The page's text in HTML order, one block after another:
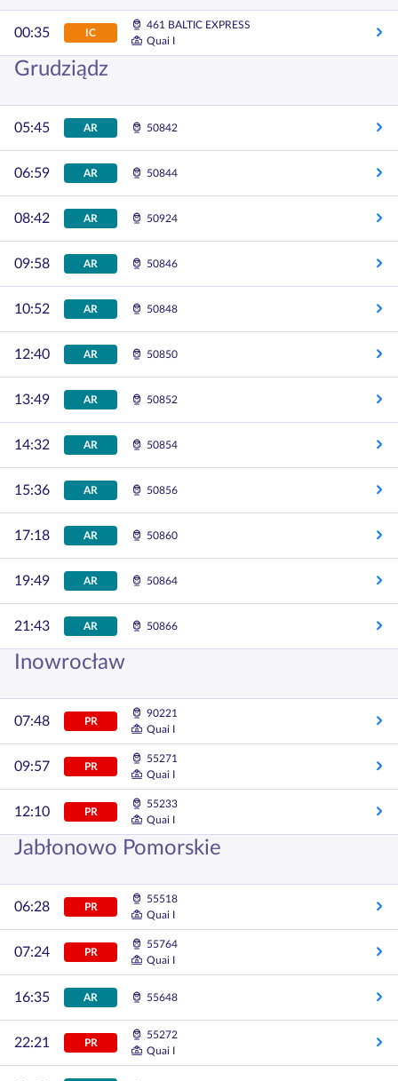
00:35 IC
461 BALTIC EXPRESS
Quai I
Grudziądz
05:45 AR 50842
06:59 AR 50844
08:42 AR 50924
09:58 AR 50846
10:52 AR 50848
12:40 AR 50850
13:49 AR 50852
14:32 AR 50854
15:36 AR 50856
17:18 AR 50860
19:49 AR 50864
21:43 AR 50866
Inowrocław
07:48 PR
90221
Quai I
09:57 PR
55271
Quai I
12:10 PR
55233
Quai I
Jabłonowo Pomorskie
06:28 PR
55518
Quai I
07:24 PR
55764
Quai I
16:35 AR 55648
22:21 PR
55272
Quai I